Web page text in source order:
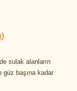
sulak alanların
güz başına kadar